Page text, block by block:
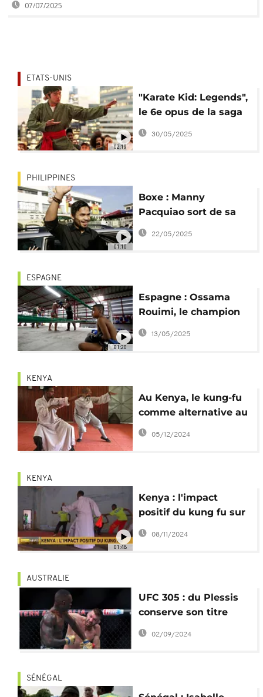
07/07/2025
02:19
ETATS-UNIS
"Karate Kid: Legends",
le 6e opus de la saga
d'arts martiaux
30/05/2025
01:10
PHILIPPINES
Boxe : Manny
Pacquiao sort de sa
retraite
22/05/2025
01:20
ESPAGNE
Espagne : Ossama
Rouimi, le champion
marocain de boxe thaï
13/05/2025
KENYA
Au Kenya, le kung-fu
comme alternative au
chômage des jeunes
05/12/2024
01:48
KENYA
Kenya : l'impact
positif du kung fu sur
les jeunes défavorisés
08/11/2024
AUSTRALIE
UFC 305 : du Plessis
conserve son titre
contre Adesanya
02/09/2024
SÉNÉGAL